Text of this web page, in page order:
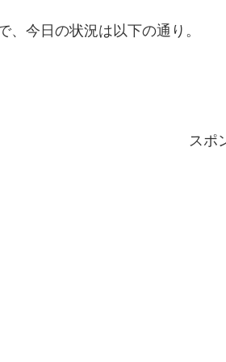
、今日の状況は以下の通り。
スポ